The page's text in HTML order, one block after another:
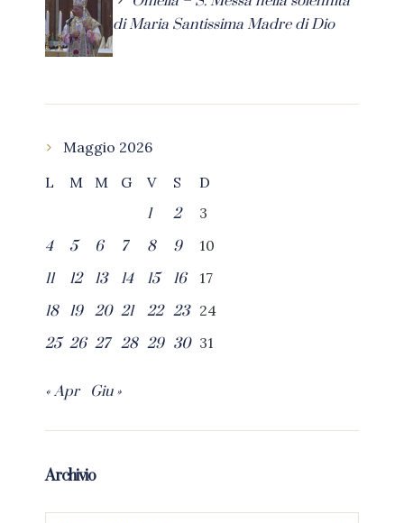
di Maria Santissima Madre di Dio
Maggio 2026
L
M M G V S
D
1
2
3
4
5 6 7 8 9
10
11
12 13 14 15 16
17
18
19 20 21 22 23 24
25 26 27 28 29 30 31
« Apr Giu »
Archivio